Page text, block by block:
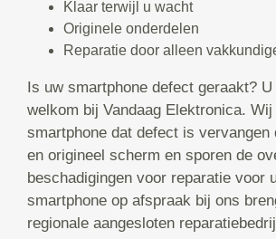
Klaar terwijl u wacht
Originele onderdelen
Reparatie door alleen
Is uw smartphone defect geraakt?
welkom bij Vandaag Elektronica.
smartphone dat defect is vervangen
en origineel scherm en sporen de
beschadigingen voor reparatie voor
smartphone op afspraak bij ons
regionale aangesloten